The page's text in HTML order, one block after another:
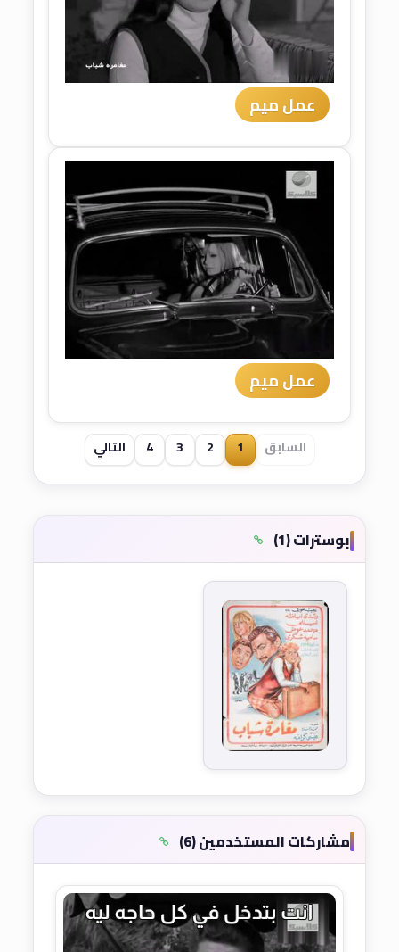
عمل ميم
عمل ميم
السابق 1
2
3
4 التالي
بوسترات (1)
مشاركات المستخدمين (6)